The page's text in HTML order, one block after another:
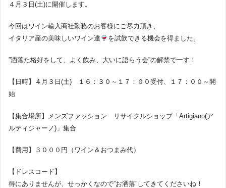
４月３日(土)に開催します。
今回はワイン輸入商社勤務のお客様にご尽力頂き、
イタリア産の美味しいワイン達
を試飲できる機会を得ました。
”洒落た格好をして、よく飲み、大いに語らう会”の解禁でーす！
【日時】４月３日(土) １６：３０～１７：００受付、１７：００～開
始
【集合場所】メンズファッション リサイクルショップ「Artigiano(ア
ルティジャーノ)」集合
【費用】３０００円（ワイン＆おつまみ代）
【ドレスコード】
得にありませんが、せっかくなので”お洒落”してきてくださいね！